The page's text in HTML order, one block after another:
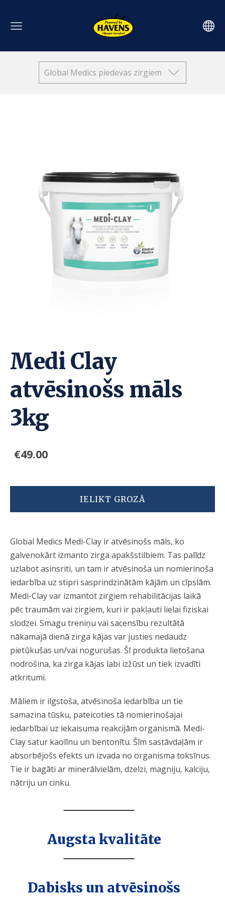
Global Medics piedevas zirgiem
Medi Clay
atvēsinošs māls
3kg
€49.00
IELIKT GROZĀ
Global Medics Medi-Clay ir atvēsinošs māls, ko
galvenokārt izmanto zirga apakšstilbiem. Tas palīdz
uzlabot asinsriti, un tam ir atvēsinoša un nomierinoša
iedarbība uz stipri sasprindzinātām kājām un cīpslām.
Medi-Clay var izmantot zirgiem rehabilitācijas laikā
pēc traumām vai zirgiem, kuri ir pakļauti lielai fiziskai
slodzei. Smagu treniņu vai sacensību rezultātā
nākamajā dienā zirga kājas var justies nedaudz
pietūkušas un/vai nogurušas. Šī produkta lietošana
nodrošina, ka zirga kājas labi izžūst un tiek izvadīti
atkritumi.
Māliem ir ilgstoša, atvēsinoša iedarbība un tie
samazina tūsku, pateicoties tā nomierinošajai
iedarbībai uz iekaisuma reakcijām organismā. Medi-
Clay satur kaolīnu un bentonītu. Šīm sastāvdaļām ir
absorbējošs efekts un izvada no organisma toksīnus.
Tie ir bagāti ar minerālvielām, dzelzi, magniju, kalciju,
nātriju un cinku.
Augsta kvalitāte
Dabisks un atvēsinošs